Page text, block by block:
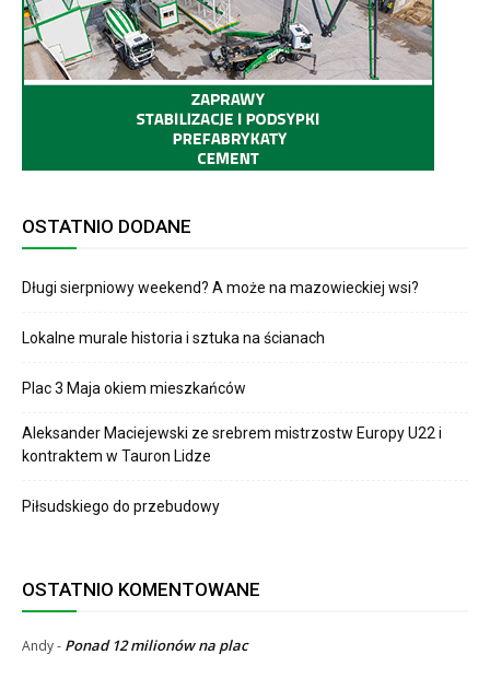
OSTATNIO DODANE
Długi sierpniowy weekend? A może na mazowieckiej wsi?
Lokalne murale historia i sztuka na ścianach
Plac 3 Maja okiem mieszkańców
Aleksander Maciejewski ze srebrem mistrzostw Europy U22 i
kontraktem w Tauron Lidze
Piłsudskiego do przebudowy
OSTATNIO KOMENTOWANE
Andy- Ponad 12 milionów na plac